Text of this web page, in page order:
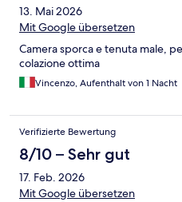
13. Mai 2026
Mit Google übersetzen
Camera sporca e tenuta male,
colazione ottima
Vincenzo, Aufenthalt von 1 Nacht
Verifizierte Bewertung
8/10 – Sehr gut
17. Feb. 2026
Mit Google übersetzen